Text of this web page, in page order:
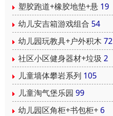
塑胶跑道+橡胶地垫+悬 19
幼儿安吉箱游戏组合 54
幼儿园玩教具+户外积木 72
社区小区健身器材+垃圾 2
儿童墙体攀岩系列 105
儿童淘气堡乐园 99
幼儿园区角柜+书包柜+ 6